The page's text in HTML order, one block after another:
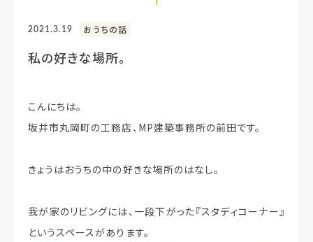
2021.3.19 おうちの話
私の好きな場所。
こんにちは。
坂井市丸岡町の工務店、MP建築事務所の前田です。
きょうはおうちの中の好きな場所のはなし。
我が家のリビングには、一段下がった『スタディコーナー』
というスペースがあります。